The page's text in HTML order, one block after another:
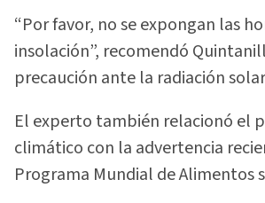
“Por favor, no se expongan las
insolación”, recomendó
precaución ante la radiación
El experto también relacionó el
climático con la advertencia
Programa Mundial de Alimentos